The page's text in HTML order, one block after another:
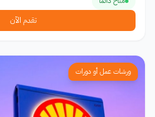
تقدم الآن
ورشات عمل أو دورات